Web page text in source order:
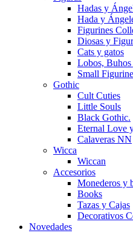
Hadas y
Hada y
Figurines
Diosas y
Cats y gatos
Lobos,
Small
Gothic
Cult Cuties
Little Souls
Black Gothic.
Eternal Love
Calaveras NN
Wicca
Wiccan
Accesorios
Monederos y
Books
Tazas y Cajas
Decorativos
Novedades